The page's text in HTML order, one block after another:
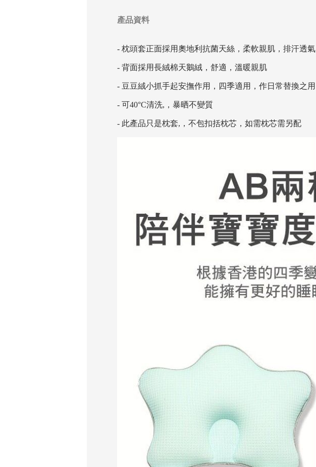
產品資料
- 枕頭套正面採用奧地利抗菌天絲，柔軟親肌，排汗透氣
- 背面採用長絨棉天鵝絨，舒適，溫暖親肌
- 豆豆絨小抓手起安撫作用，四季適用，作日常替換之用
- 可40°C清洗,，暴晒不變質
- 此產品只是枕套,，不包扣括枕芯，如需枕芯需另配